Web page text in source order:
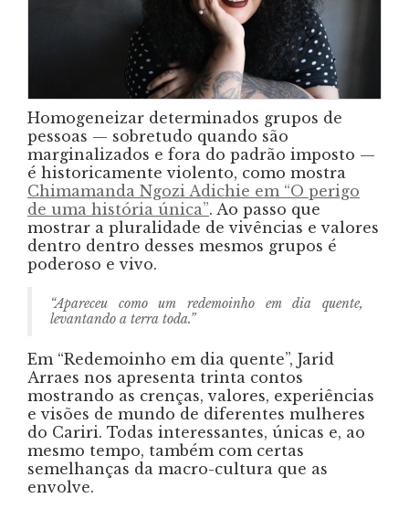
Homogeneizar determinados grupos de
pessoas — sobretudo quando são
marginalizados e fora do padrão imposto —
é historicamente violento, como mostra
Chimamanda Ngozi Adichie em “O perigo
de uma história única”. Ao passo que
mostrar a pluralidade de vivências e valores
dentro dentro desses mesmos grupos é
poderoso e vivo.
“Apareceu como um redemoinho em dia quente,
levantando a terra toda.”
Em “Redemoinho em dia quente”, Jarid
Arraes nos apresenta trinta contos
mostrando as crenças, valores, experiências
e visões de mundo de diferentes mulheres
do Cariri. Todas interessantes, únicas e, ao
mesmo tempo, também com certas
semelhanças da macro-cultura que as
envolve.